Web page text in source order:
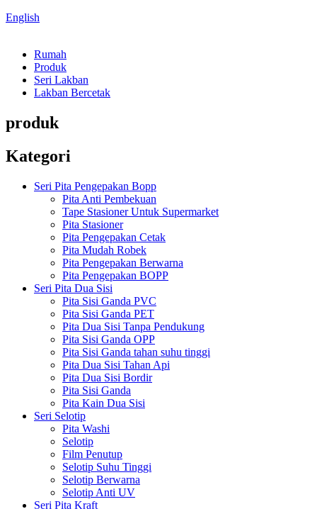
English
Rumah
Produk
Seri Lakban
Lakban Bercetak
produk
Kategori
Seri Pita Pengepakan Bopp
Pita Anti Pembekuan
Tape Stasioner Untuk Supermarket
Pita Stasioner
Pita Pengepakan Cetak
Pita Mudah Robek
Pita Pengepakan Berwarna
Pita Pengepakan BOPP
Seri Pita Dua Sisi
Pita Sisi Ganda PVC
Pita Sisi Ganda PET
Pita Dua Sisi Tanpa Pendukung
Pita Sisi Ganda OPP
Pita Sisi Ganda tahan suhu tinggi
Pita Dua Sisi Tahan Api
Pita Dua Sisi Bordir
Pita Sisi Ganda
Pita Kain Dua Sisi
Seri Selotip
Pita Washi
Selotip
Film Penutup
Selotip Suhu Tinggi
Selotip Berwarna
Selotip Anti UV
Seri Pita Kraft